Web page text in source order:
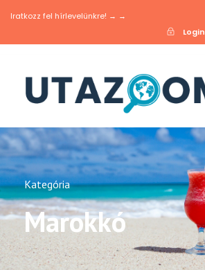
Iratkozz fel hírlevelünkre! → →
Login
Kategória
Marokkó